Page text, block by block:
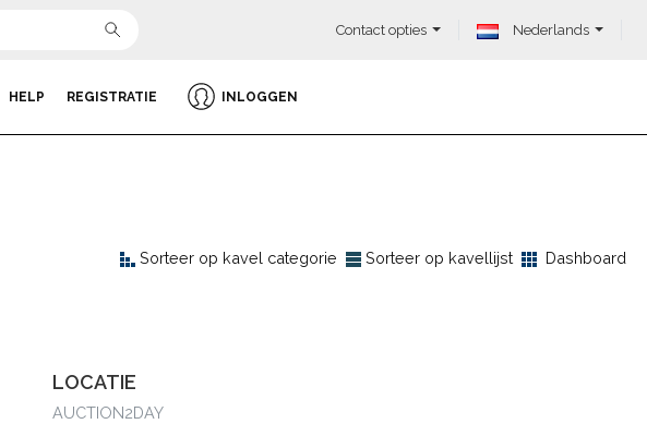
Contact opties Nederlands
HELP REGISTRATIE INLOGGEN
Sorteer op kavel categorie Sorteer op kavellijst Dashboard
LOCATIE
AUCTION2DAY